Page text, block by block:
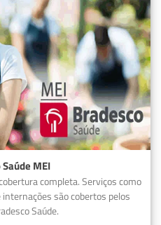
MEI
completa. Serviços como
são cobertos pelos
Saúde.